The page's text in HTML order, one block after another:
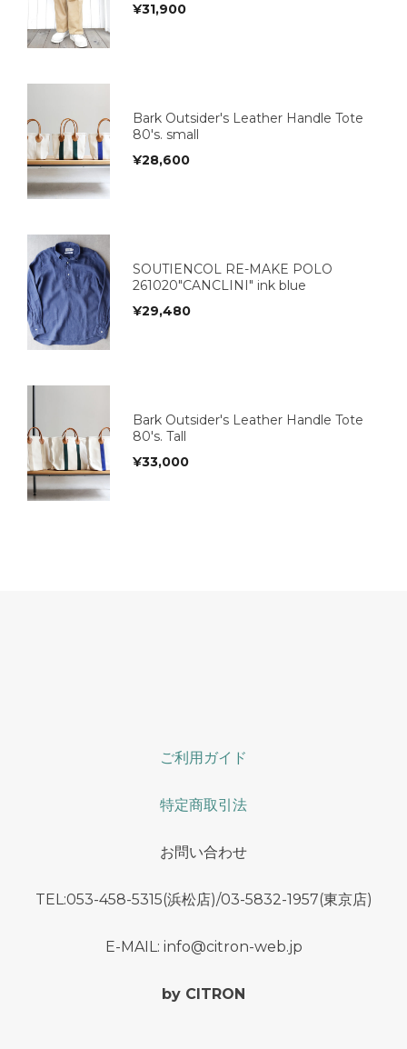
¥31,900
Bark Outsider's Leather Handle Tote
80's. small
¥28,600
SOUTIENCOL RE-MAKE POLO
261020"CANCLINI" ink blue
¥29,480
Bark Outsider's Leather Handle Tote
80's. Tall
¥33,000
ご利用ガイド
特定商取引法
お問い合わせ
TEL:053-458-5315(浜松店)/03-5832-1957(東京店)
E-MAIL: info@citron-web.jp
by CITRON